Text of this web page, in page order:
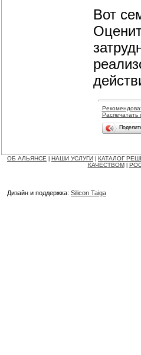
Вот
Распечатать
ОБ АЛЬЯНСЕ НАШИ УСЛУГИ КАТАЛОГ
КАЧЕСТВОМ
Дизайн и поддержка: Silicon Taiga